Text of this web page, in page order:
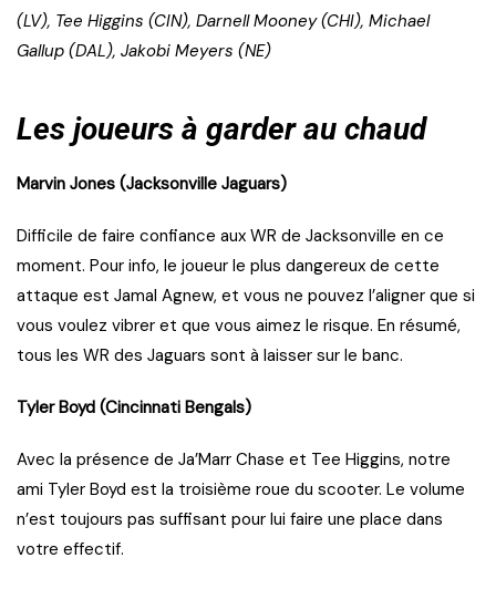
(LV), Tee Higgins (CIN), Darnell Mooney (CHI), Michael
Gallup (DAL), Jakobi Meyers (NE)
Les joueurs à garder au chaud
Marvin Jones (Jacksonville Jaguars)
Difficile de faire confiance aux WR de Jacksonville en ce
moment. Pour info, le joueur le plus dangereux de cette
attaque est Jamal Agnew, et vous ne pouvez l’aligner que si
vous voulez vibrer et que vous aimez le risque. En résumé,
tous les WR des Jaguars sont à laisser sur le banc.
Tyler Boyd (Cincinnati Bengals)
Avec la présence de Ja’Marr Chase et Tee Higgins, notre
ami Tyler Boyd est la troisième roue du scooter. Le volume
n’est toujours pas suffisant pour lui faire une place dans
votre effectif.